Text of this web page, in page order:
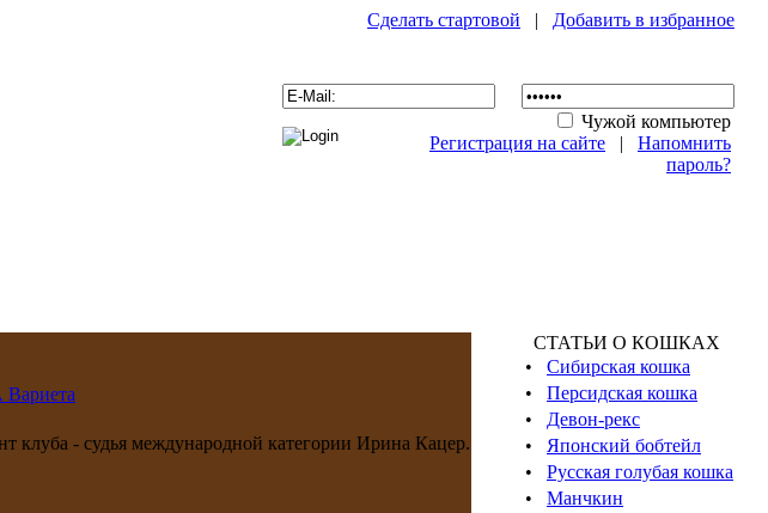
Сделать стартовой | Добавить в избранное
Чужой компьютер
Регистрация на сайте | Напомнить
пароль?
клуба - судья международной категории Ирина Кацер.
СТАТЬИ О КОШКАХ
• Сибирская кошка
• Персидская кошка
• Девон-рекс
• Японский бобтейл
• Русская голубая кошка
• Манчкин